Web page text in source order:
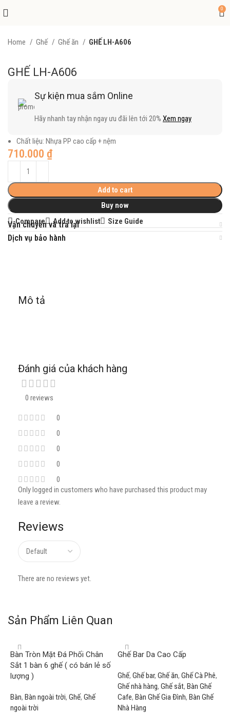
0
Home Ghế Ghế ăn GHẾ LH-A606
GHẾ LH-A606
Sự kiện mua sắm Online
Hãy nhanh tay nhận ngay ưu đãi lên tới 20%Xem ngay
Chất liệu: Nhựa PP cao cấp + nệm
710.000₫
Add to cart
Buy now
Compare
Add to wishlist Size Guide
Vận chuyển và trả lại
Dịch vụ bảo hành
Mô tả
Đánh giá của khách hàng
0 reviews
0
0
0
0
0
Reviews
There are no reviews yet.
Only logged in customers who have purchased this product may
leave a review.
Sản Phẩm Liên Quan
Bàn Tròn Mặt Đá Phối Chân
Sắt 1 bàn 6 ghế ( có bán lẻ số
lượng )
Bàn, Bàn ngoài trời, Ghế, Ghế
ngoài trời
Ghế Bar Da Cao Cấp
Ghế, Ghế bar, Ghế ăn, Ghế Cà Phê,
Ghế nhà hàng, Ghế sắt, Bàn Ghế
Cafe, Bàn Ghế Gia Đình, Bàn Ghế
Nhà Hàng